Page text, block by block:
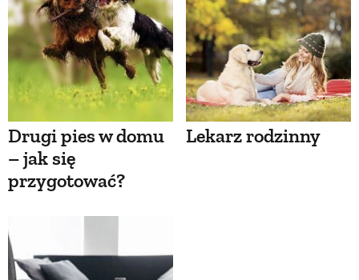
Drugi pies w domu
– jak się
przygotować?
Lekarz rodzinny